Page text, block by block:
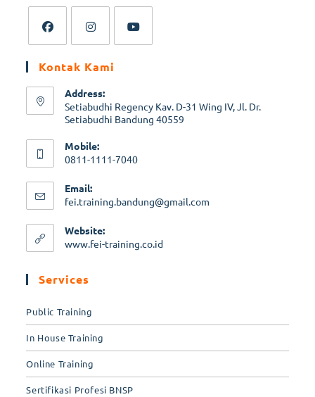
Kontak Kami
Address:
Setiabudhi Regency Kav. D-31 Wing IV, Jl. Dr.
Setiabudhi Bandung 40559
Mobile:
0811-1111-7040
Email:
fei.training.bandung@gmail.com
Website:
www.fei-training.co.id
Services
Public Training
In House Training
Online Training
Sertifikasi Profesi BNSP